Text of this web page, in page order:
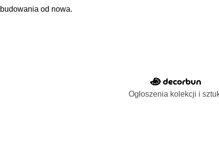
budowania od nowa.
Ogłoszenia kolekcji i